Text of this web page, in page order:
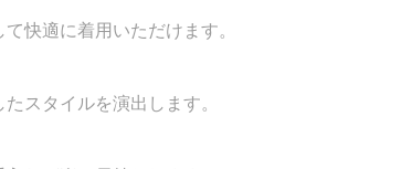
快適に着用いただけます。
スタイルを演出します。